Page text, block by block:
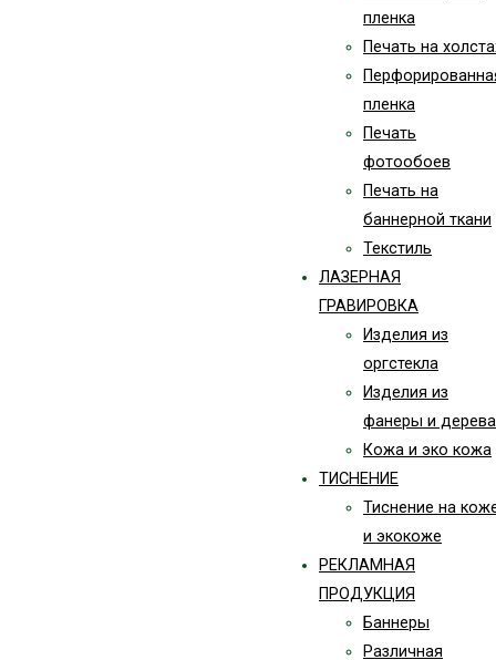
пленка
Печать на
пленка
Печать
фотообоев
Печать на
баннерной ткани
Текстиль
ЛАЗЕРНАЯ
ГРАВИРОВКА
Изделия из
оргстекла
Изделия из
фанеры и дерева
Кожа и эко кожа
ТИСНЕНИЕ
Тиснение на
и экокоже
РЕКЛАМНАЯ
ПРОДУКЦИЯ
Баннеры
Различная